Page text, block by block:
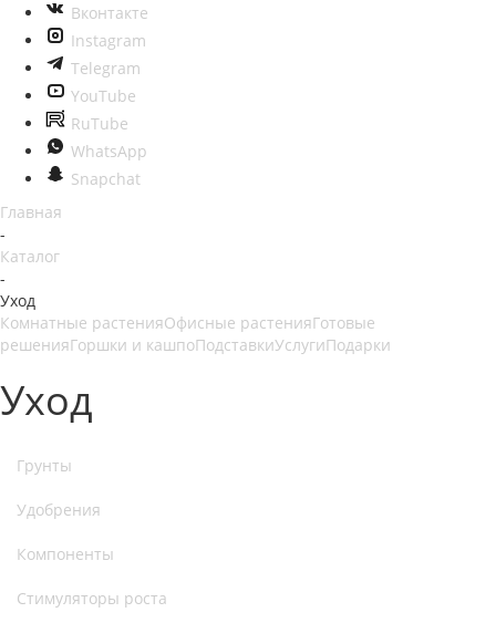
Вконтакте
Instagram
Telegram
YouTube
RuTube
WhatsApp
Snapchat
Главная
-
Каталог
-
Уход
Комнатные растенияОфисные растенияГотовые
решенияГоршки и кашпоПодставкиУслугиПодарки
Уход
Грунты
Удобрения
Компоненты
Стимуляторы роста